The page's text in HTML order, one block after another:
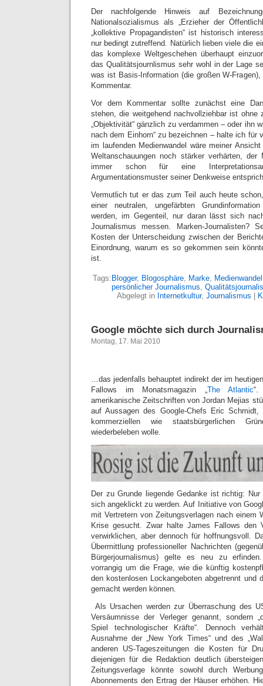
Der nachfolgende Hinweis auf
Nationalsozialismus als „Erzieher der
„kollektive Propagandisten“ ist historisch
nur bedingt zutreffend. Natürlich lieben viele die
das komplexe Weltgeschehen überhaupt
das Qualitätsjournlismus sehr wohl in der Lage
was ist Basis-Information (die großen W-
Kommentar.
Vor dem Kommentar sollte zunächst eine
stehen, die weitgehend nachvollziehbar ist ohne
„Objektivität“ gänzlich zu verdammen – oder ihn
nach dem Einhorn“ zu bezeichnen – halte ich für
im laufenden Medienwandel wäre meiner
Weltanschauungen noch stärker verhärten, der
immer schon für eine
Argumentationsmuster seiner Denkweise
Vermutlich tut er das zum Teil auch heute
einer neutralen, ungefärbten
werden, im Gegenteil, nur daran lässt sich
Journalismus messen. Marken-Journalisten?
Kosten der Unterscheidung zwischen der
Einordnung, warum es so gekommen sein
ist.
Tags: Blogger, Blogosphäre, Marke, Medienwandel
persönlicher Journalismus,
Abgelegt in Internetkultur, Journalismus
Google möchte sich durch
Montag, 17. Mai 2010
…das jedenfalls behauptet indirekt der im
Fallows im Monatsmagazin „The Atlantic
amerikanische Zeitschriften von Jordan Mejias
auf Aussagen des Google-Chefs Eric Schmidt,
kommerziellen wie staatsbürgerlichen
wiederbeleben wolle.
Der zu Grunde liegende Gedanke ist richtig: Nur
sich angeklickt zu werden. Auf Initiative von
mit Vertretern von Zeitungsverlagen nach einem
Krise gesucht. Zwar halte James Fallows
verwirklichen, aber dennoch für hoffnungsvoll.
Übermittlung professioneller Nachrichten
Bürgerjournalismus) gelte es neu zu
vorrangig um die Frage, wie die künftig
den kostenlosen Lockangeboten abgetrennt und
gemacht werden können.
Als Ursachen werden zur Überraschung des
Versäumnisse der Verleger genannt, sondern
Spiel technologischer Kräfte“. Dennoch
Ausnahme der „New York Times“ und des
anderen US-Tageszeitungen die Kosten für
diejenigen für die Redaktion deutlich
Zeitungsverlage könnte sowohl durch
Abonnements den Ertrag der Häuser erhöhen.